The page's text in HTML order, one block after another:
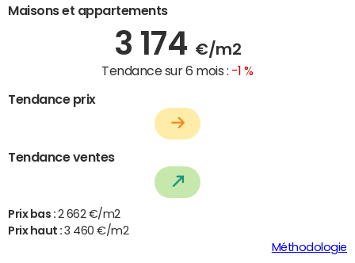
Maisons et appartements
3 174 €/m2
Tendance sur 6 mois : -1 %
Tendance prix
Tendance ventes
Prix bas : 2 662 €/m2
Prix haut :3 460 €/m2
Méthodologie